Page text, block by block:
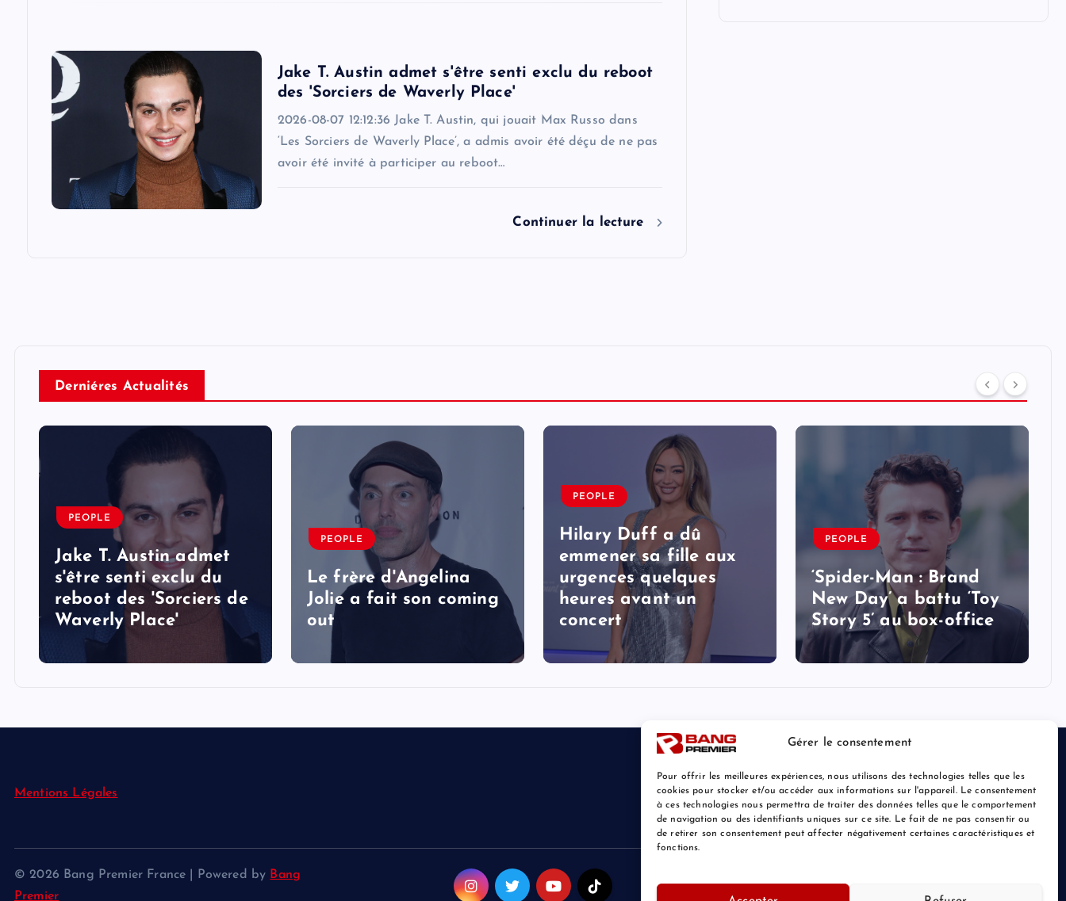
Gérer le consentement
Pour offrir les meilleures expériences, nous utilisons des technologies telles que les
cookies pour stocker et/ou accéder aux informations sur l'appareil. Le consentement
à ces technologies nous permettra de traiter des données telles que le comportement
de navigation ou des identifiants uniques sur ce site. Le fait de ne pas consentir ou
de retirer son consentement peut affecter négativement certaines caractéristiques et
fonctions.
Jake T. Austin admet s'être senti exclu du reboot
des 'Sorciers de Waverly Place'
2026-08-07 12:12:36 Jake T. Austin, qui jouait Max Russo dans
‘Les Sorciers de Waverly Place’, a admis avoir été déçu de ne pas
avoir été invité à participer au reboot…
Continuer la lecture
Derniéres Actualités
PEOPLE
Jake T. Austin admet
s'être senti exclu du
reboot des 'Sorciers de
Waverly Place'
PEOPLE
Le frère d'Angelina
Jolie a fait son coming
out
PEOPLE
Hilary Duff a dû
emmener sa fille aux
urgences quelques
heures avant un
concert
PEOPLE
‘Spider-Man : Brand
New Day’ a battu ‘Toy
Story 5’ au box-office
Mentions Légales
© 2026 Bang Premier France | Powered by Bang
Premier